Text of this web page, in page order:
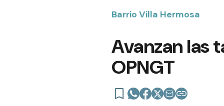
Barrio Villa Hermosa
Avanzan las
OPNGT